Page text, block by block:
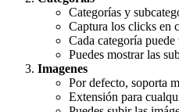
Categorías y
Captura los clicks en
Cada categoría
Puedes mostrar las
Imagenes
Por defecto, soporta
Extensión para